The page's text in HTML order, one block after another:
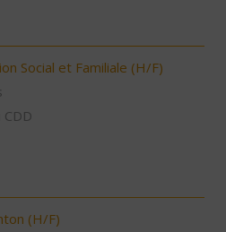
Social et Familiale (H/F)
(H/F)